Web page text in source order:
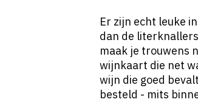
Er zijn echt leuke
dan de
maak je trouwens
wijnkaart die net
wijn die goed
besteld - mits